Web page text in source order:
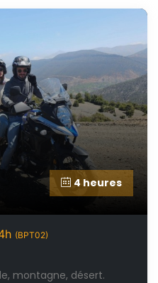
4 heures
(BPT02)
montagne, désert.